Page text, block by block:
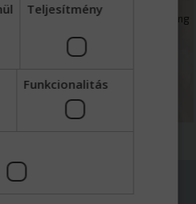
Capital Zrt. kereskedelmi faktoring
finanszírozásával foglalkozik.
Teljesítmény
Funkcionalitás